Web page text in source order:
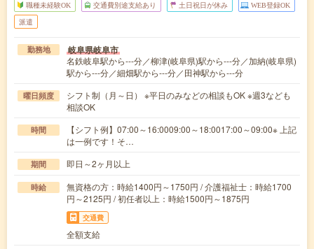
職種未経験OK 交通費別途支給あり 土日祝日が休み WEB登録OK
派遣
勤務地 岐阜県岐阜市
名鉄岐阜駅から---分／柳津(岐阜県)駅から---分／加納(岐阜県)
駅から---分／細畑駅から---分／田神駅から---分
曜日頻度
シフト制（月～日） ※平日のみなどの相談もOK ※週3なども
相談OK
時間
【シフト例】07:00～16:0009:00～18:0017:00～09:00※ 上記
は一例です！そ…
期間 即日～2ヶ月以上
時給
無資格の方：時給1400円～1750円 / 介護福祉士：時給1700
円～2125円 / 初任者以上：時給1500円～1875円
交通費
全額支給